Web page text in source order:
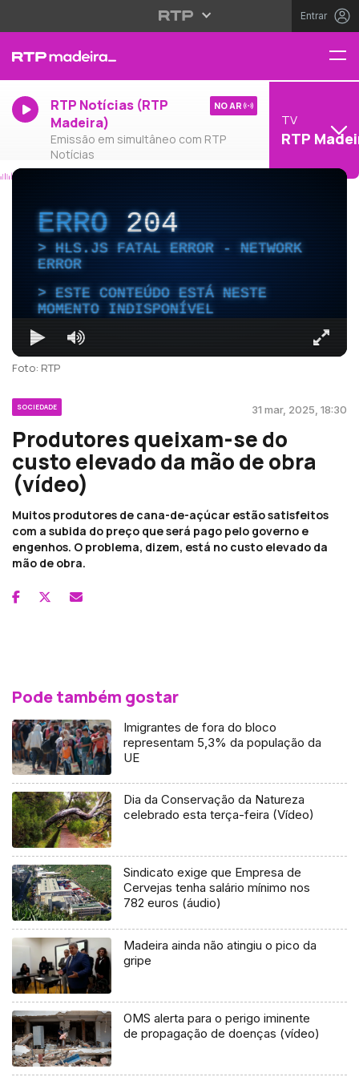
Entrar
RTP Notícias (RTP
Madeira)
Emissão em simultâneo com RTP
Notícias
NO AR
TV
RTP
ERRO204
HLS.JS FATAL ERROR - NETWORK
ERROR
ESTE CONTEÚDO ESTÁ NESTE
MOMENTO INDISPONÍVEL
Foto: RTP
SOCIEDADE 31 mar, 2025, 18:30
Produtores queixam-se do
custo elevado da mão de obra
(vídeo)
Muitos produtores de cana-de-açúcar estão satisfeitos
com a subida do preço que será pago pelo governo e
engenhos. O problema, dizem, está no custo elevado da
mão de obra.
Pode também gostar
Imigrantes de fora do bloco
representam 5,3% da população da
UE
Dia da Conservação da Natureza
celebrado esta terça-feira (Vídeo)
Sindicato exige que Empresa de
Cervejas tenha salário mínimo nos
782 euros (áudio)
Madeira ainda não atingiu o pico da
gripe
OMS alerta para o perigo iminente
de propagação de doenças (vídeo)